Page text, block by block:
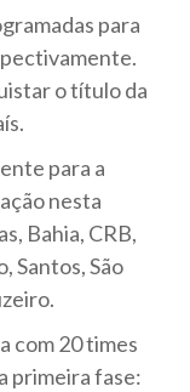
para
o título da
para a
nesta
Bahia, CRB,
Santos, São
com 20 times
primeira fase: